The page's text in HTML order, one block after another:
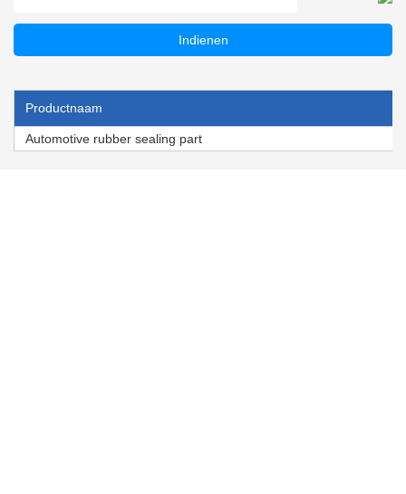
Productnaam
Automotive rubber sealing part